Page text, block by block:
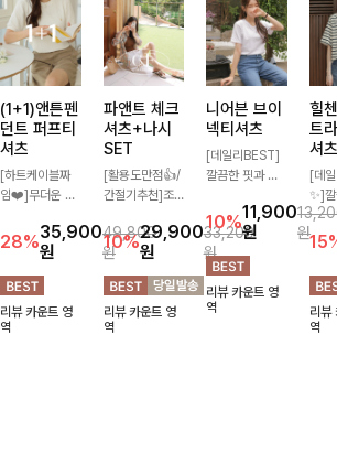
(1+1)앤튼펜
던트 퍼프티
셔츠
[하트케이블짜
임❤️]무더운 여
낭만같은 티셔츠
소재감에서 주는
포인트와 금장으
로 고급스러움도
놓치지 말아요♥
28%35,900
원
49,800
원
리뷰 카운트 영
역
파앤트 체크
셔츠+나시
SET
[활용도만점👍/
간절기추천]조
색으로 감각적이
면서 단독부터
세트까지 활용도
높게 즐기는 셔
츠+나시 SET!
캐주얼한 감성으
10%29,900
원
33,200
원
리뷰 카운트 영
역
니어븐 브이
넥티셔츠
[데일리BEST]
깔끔한 핏과 디
소재로 밋밋함
없이 착용 가능
하며 심플하게
입어도 좋고 레
이어드해서 입어
도 좋은 데일리
10%11,900
원
원
리뷰 카운트 영
역
힐
트
셔츠
[데
✨]깔
카라
운 배
간
패턴
고
드를
반팔
리뷰
역